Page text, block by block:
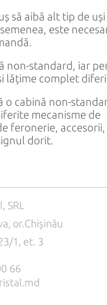
să aibă alt tip de
este
non-standard, iar
lățime complet
o cabină non-
mecanisme de
feronerie,
dorit.
SRL
or.Chișinău
1, et. 3
66